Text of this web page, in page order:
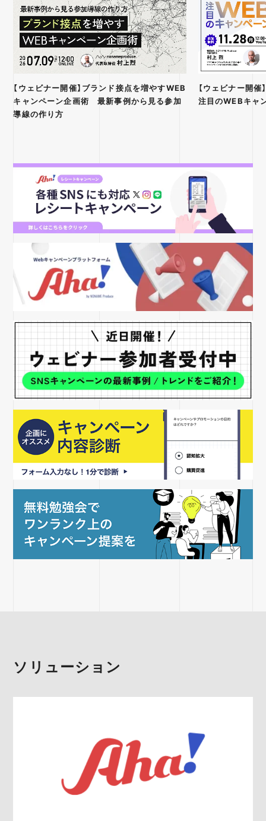
【ウェビナー開催】ブランド接点を増やすWEB
キャンペーン企画術 最新事例から見る参加
導線の作り方
【ウェビナー開催
注目のWEBキャ
ソリューション